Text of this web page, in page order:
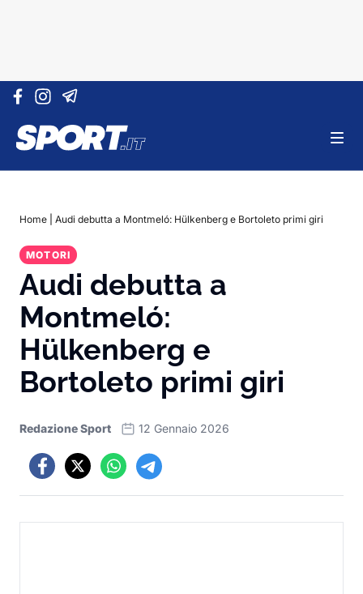
Vai al contenuto
Home Audi debutta a Montmeló: Hülkenberg e Bortoleto primi giri
MOTORI
Audi debutta a
Montmeló:
Hülkenberg e
Bortoleto primi giri
Redazione Sport 12 Gennaio 2026